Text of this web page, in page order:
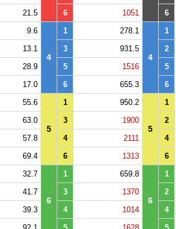
21.5 6 1051 6
9.6
4
1 278.1
4
1
13.1 3 931.5
2
28.9 5 1516
5
17.0 6 655.3 6
55.6
5
1 950.2
5
1
63.0 3 1900
2
57.8 4 2111
4
69.4 6 1313 6
32.7
6
1 659.8
6
1
41.7 3 1370
2
39.3 4 1014
4